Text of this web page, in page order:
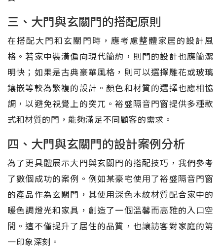
三、大門與玄關門的搭配原則
在搭配大門和玄關門時，應考慮整體家居的設計風
格。若家中裝潢偏向現代簡約，則門的設計也應簡潔
明快；如果是古典豪華風格，則可以選擇雕花或玻璃
鑲嵌等較為繁複的設計。顏色和材質的選擇也應相協
調，以避免視覺上的突兀。裕盛隔音門窗提供多種款
式和材質的門，能夠滿足不同顧客的需求。
四、大門與玄關門的設計案例分析
為了更具體展示大門與玄關門的搭配技巧，我們參考
了數個成功的案例。例如某豪宅使用了裕盛隔音門窗
的產品作為玄關門，其使用深色木紋材質配合家中的
暖色調燈光和家具，創造了一個溫馨而高雅的入口空
間。這不僅提升了居住的品質，也讓訪客對家庭的第
一印象深刻。